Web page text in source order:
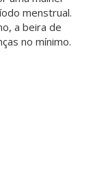
menstrual.
a beira de
no mínimo.